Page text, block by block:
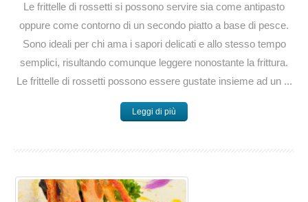
Le frittelle di rossetti si possono servire sia come antipasto
oppure come contorno di un secondo piatto a base di pesce.
Sono ideali per chi ama i sapori delicati e allo stesso tempo
semplici, risultando comunque leggere nonostante la frittura.
Le frittelle di rossetti possono essere gustate insieme ad un ...
Leggi di più